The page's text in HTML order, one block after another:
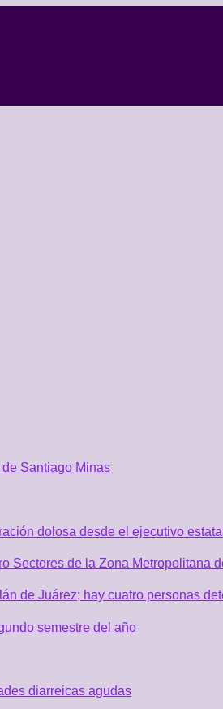
Santiago Minas
dolosa desde el ejecutivo estatal
Sectores de la Zona Metropolitana
de Juárez; hay cuatro personas
semestre del año
diarreicas agudas